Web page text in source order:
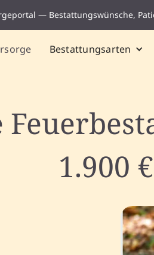
— Bestattungswünsche,
Bestattungsarten
1.900 €